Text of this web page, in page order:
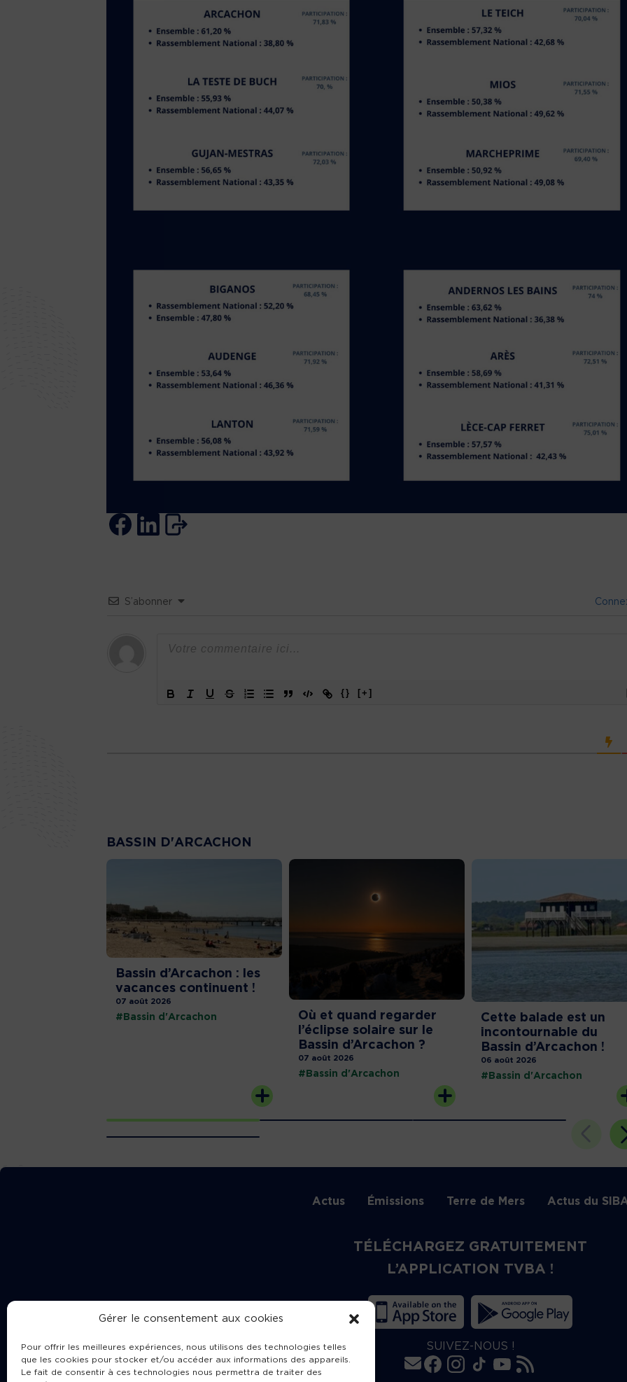
Gérer le consentement aux cookies
Pour offrir les meilleures expériences, nous utilisons des technologies telles
que les cookies pour stocker et/ou accéder aux informations des appareils.
Le fait de consentir à ces technologies nous permettra de traiter des
S’abonner
{} [+]
BASSIN D'ARCACHON
Bassin d’Arcachon : les
vacances continuent !
07 août 2026
#Bassin d'Arcachon
Où et quand regarder
l’éclipse solaire sur le
Bassin d’Arcachon ?
07 août 2026
#Bassin d'Arcachon
Cette balade est un
incontournable du
Bassin d’Arcachon !
06 août 2026
#Bassin d'Arcachon
Actus Émissions Terre de Mers Actus du
TÉLÉCHARGEZ GRATUITEMENT
L’APPLICATION TVBA !
SUIVEZ-NOUS !